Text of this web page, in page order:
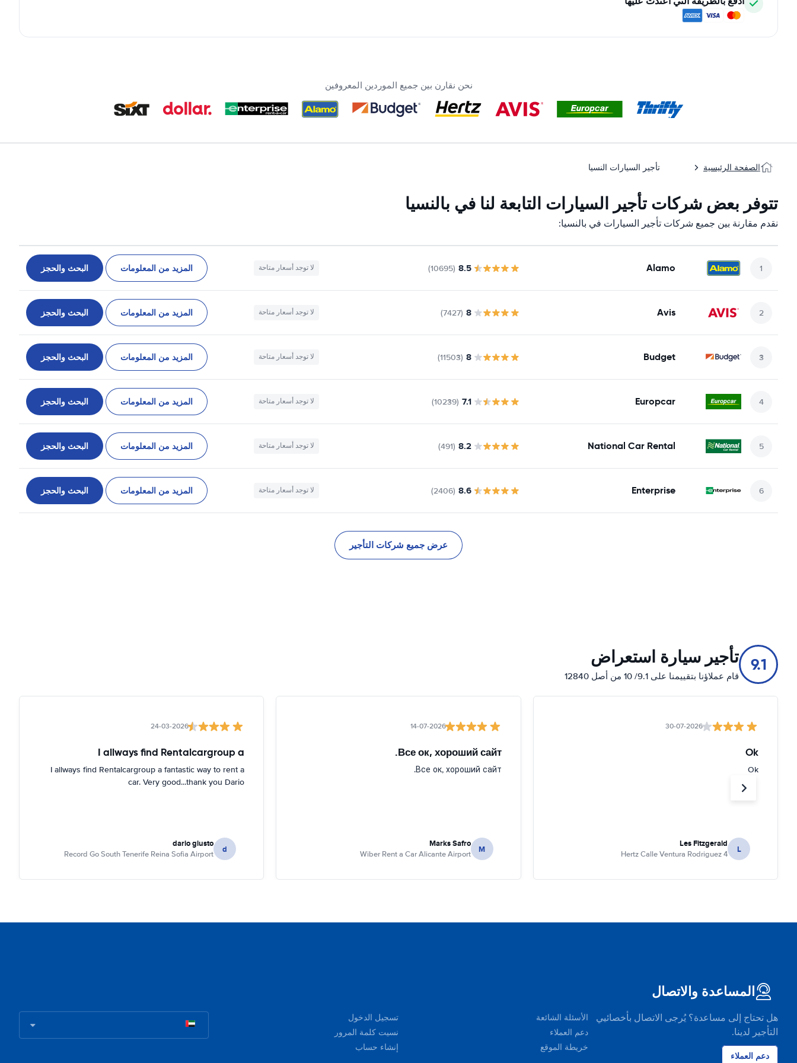
نحن نقارن بين جميع الموردين المعروفين
الصفحة الرئيسية تأجير السيارات النسيا
تتوفر بعض شركات تأجير السيارات التابعة لنا في بالنسيا
نقدم مقارنة بين جميع شركات تأجير السيارات في بالنسيا:
Alamo
8.5
(10695) لا توجد أسعار متاحة المزيد من المعلومات البحث والحجز
Avis
8
(7427) لا توجد أسعار متاحة المزيد من المعلومات البحث والحجز
Budget
8
(11503) لا توجد أسعار متاحة المزيد من المعلومات البحث والحجز
Europcar
7.1
(10239) لا توجد أسعار متاحة المزيد من المعلومات البحث والحجز
National Car Rental
8.2
(491) لا توجد أسعار متاحة المزيد من المعلومات البحث والحجز
Enterprise
8.6
(2406) لا توجد أسعار متاحة المزيد من المعلومات البحث والحجز
عرض جميع شركات التأجير
9.1 تأجير سيارة استعراض
قام عملاؤنا بتقييمنا على 9.1/ 10 من أصل 12840
30-07-2026
Ok
Ok
L
Les Fitzgerald
Hertz Calle Ventura Rodriguez 4
14-07-2026
Все ок, хороший сайт.
Все ок, хороший сайт.
M
Marks Safro
Wiber Rent a Car Alicante Airport
24-03-2026
I allways find Rentalcargroup a
I allways find Rentalcargroup a fantastic way to rent a
car. Very good...thank you Dario
d
dario giusto
Record Go South Tenerife Reina Sofia Airport
المساعدة والاتصال
هل تحتاج إلى مساعدة؟ يُرجى الاتصال بأخصائيي
التأجير لدينا.
دعم العملاء
الأسئلة الشائعة
دعم العملاء
خريطة الموقع
تسجيل الدخول
نسيت كلمة المرور
إنشاء حساب